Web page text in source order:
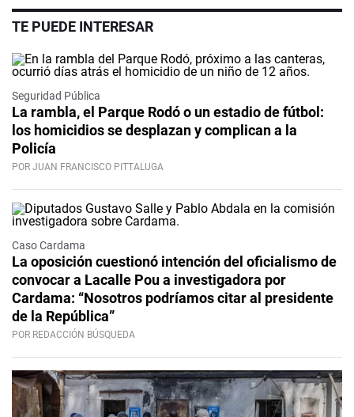
TE PUEDE INTERESAR
Seguridad Pública
La rambla, el Parque Rodó o un estadio de fútbol:
los homicidios se desplazan y complican a la
Policía
POR JUAN FRANCISCO PITTALUGA
Caso Cardama
La oposición cuestionó intención del oficialismo de
convocar a Lacalle Pou a investigadora por
Cardama: “Nosotros podríamos citar al presidente
de la República”
POR REDACCIÓN BÚSQUEDA